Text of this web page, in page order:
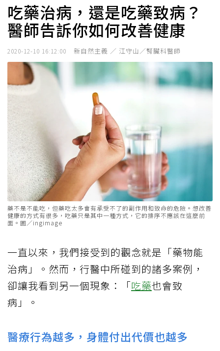
吃藥治病，還是吃藥致病？
醫師告訴你如何改善健康
2020-12-10 16:12:00 新自然主義 ／ 江守山／腎臟科醫師
藥不是不能吃，但藥吃太多會有承受不了的副作用和致命的危險。想改善
健康的方式有很多，吃藥只是其中一種方式，它的排序不應該在這麼前
面。圖／ingimage
一直以來，我們接受到的觀念就是「藥物能
治病」。然而，行醫中所碰到的諸多案例，
卻讓我看到另一個現象：「吃藥也會致
病」。
醫療行為越多，身體付出代價也越多